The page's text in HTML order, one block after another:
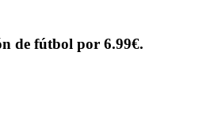
de fútbol por 6.99€.